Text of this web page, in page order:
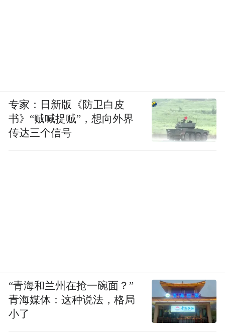
专家：日新版《防卫白皮
书》“贼喊捉贼”，想向外界
传达三个信号
“青海和兰州在抢一碗面？”
青海媒体：这种说法，格局
小了